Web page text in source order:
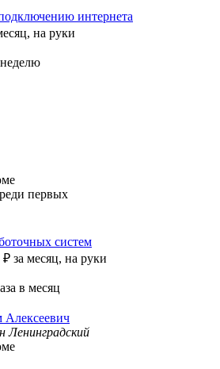
интернета
на руки
первых
систем
₽ за месяц, на руки
в месяц
Алексеевич
Ленинградский